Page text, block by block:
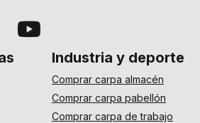
Industria y deporte
Comprar carpa almacén
Comprar carpa pabellón
Comprar carpa de trabajo